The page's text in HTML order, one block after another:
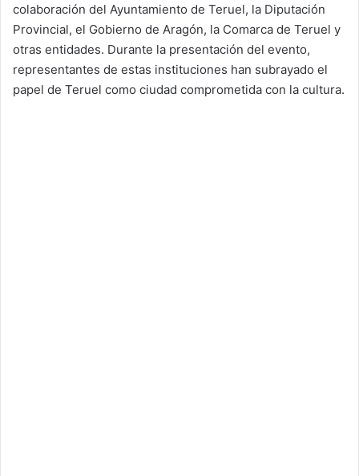
colaboración del Ayuntamiento de Teruel, la Diputación
Provincial, el Gobierno de Aragón, la Comarca de Teruel y
otras entidades. Durante la presentación del evento,
representantes de estas instituciones han subrayado el
papel de Teruel como ciudad comprometida con la cultura.